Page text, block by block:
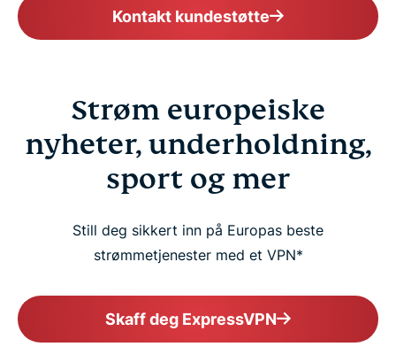
Kontakt kundestøtte
Strøm europeiske
nyheter, underholdning,
sport og mer
Still deg sikkert inn på Europas beste
strømmetjenester med et VPN*
Skaff deg ExpressVPN